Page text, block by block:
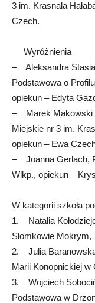
3 im. Krasnala
Czech.
Wyróżnienia
– Aleksandra
Podstawowa o
opiekun – Edyta
– Marek Makowski
Miejskie nr 3 im.
opiekun – Ewa
– Joanna Gerlach,
Wlkp., opiekun –
W kategorii szkoła
1. Natalia
Słomkowie
2. Julia Baranowska
Marii Konopnickiej w
3. Wojciech
Podstawowa w